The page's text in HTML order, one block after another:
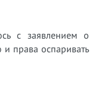
с заявлением о
и права оспаривать